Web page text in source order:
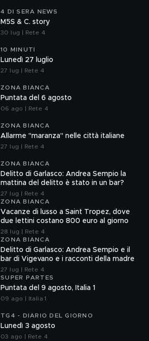
4 DI SERA NEWS
M5S & C. story
30 lug | Rete 4
10 MINUTI
Lunedì 27 luglio
27 lug | Rete 4
ZONA BIANCA
Puntata del 6 agosto
06 ago | Rete 4
ZONA BIANCA
Allarme "maranza" nelle città italiane
27 lug | Rete 4
ZONA BIANCA
Delitto di Garlasco: Andrea Sempio la
mattina del delitto è stato in un bar?
27 lug | Rete 4
ZONA BIANCA
Vacanze di lusso a Saint Tropez, dove
due lettini costano 800 euro al giorno
28 lug | Rete 4
ZONA BIANCA
Delitto di Garlasco: Andrea Sempio e il
bar di Vigevano e i racconti della madre
27 lug | Rete 4
SUPER PARTES
Puntata del 9 agosto, Italia 1
09 ago | Italia 1
TG4 - DIARIO DEL GIORNO
Lunedì 3 agosto
03 ago | Rete 4